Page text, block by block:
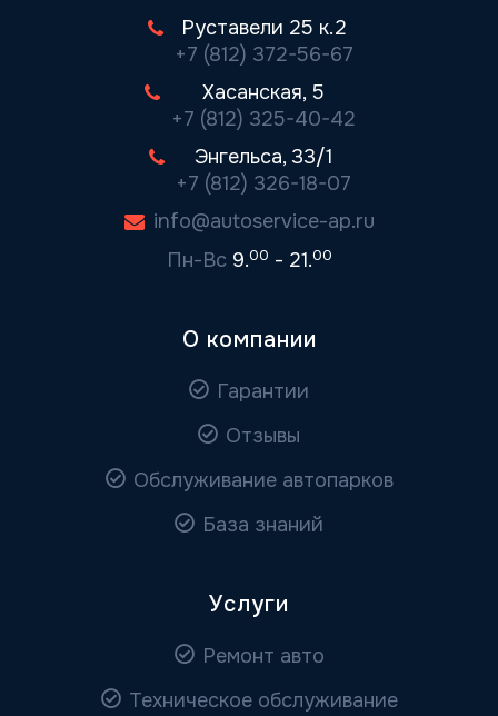
Руставели 25 к.2
+7 (812) 372-56-67
Хасанская, 5
+7 (812) 325-40-42
Энгельса, 33/1
+7 (812) 326-18-07
info@autoservice-ap.ru
Пн-Вс 9.00 - 21.00
О компании
Гарантии
Отзывы
Обслуживание автопарков
База знаний
Услуги
Ремонт авто
Техническое обслуживание